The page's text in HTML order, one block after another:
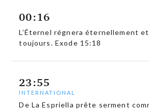
00:16
L’Éternel régnera éternellement
toujours. Exode 15:18
23:55
INTERNATIONAL
De La Espriella prête serment